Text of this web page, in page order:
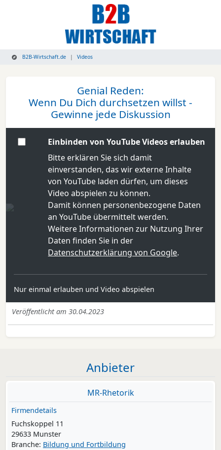
B2B-Wirtschaft.de Videos
Genial Reden:
Wenn Du Dich durchsetzen willst -
Gewinne jede Diskussion
Einbinden von YouTube Videos erlauben
Bitte erklären Sie sich damit
einverstanden, das wir externe Inhalte
von YouTube laden dürfen, um dieses
Video abspielen zu können.
Damit können personenbezogene Daten
an YouTube übermittelt werden.
Weitere Informationen zur Nutzung Ihrer
Daten finden Sie in der
Datenschutzerklärung von Google.
Nur einmal erlauben und Video abspielen
Veröffentlicht am 30.04.2023
Anbieter
MR-Rhetorik
Firmendetails
Fuchskoppel 11
29633 Munster
Branche: Bildung und Fortbildung